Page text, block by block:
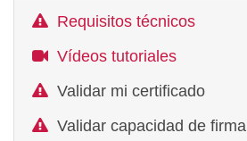
Requisitos técnicos
Vídeos tutoriales
Validar mi certificado
Validar capacidad de firma